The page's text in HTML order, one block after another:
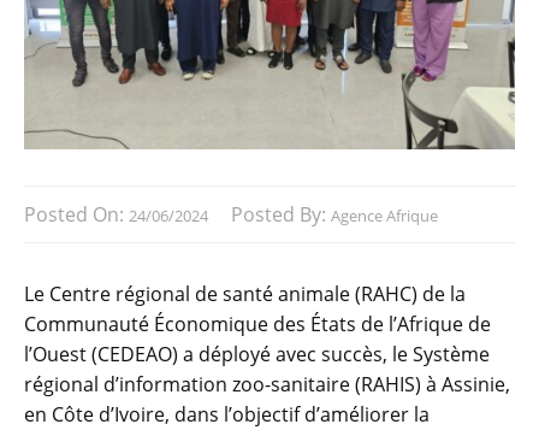
Posted On: 24/06/2024 Posted By: Agence Afrique
Le Centre régional de santé animale (RAHC) de la
Communauté Économique des États de l’Afrique de
l’Ouest (CEDEAO) a déployé avec succès, le Système
régional d’information zoo-sanitaire (RAHIS) à Assinie,
en Côte d’Ivoire, dans l’objectif d’améliorer la